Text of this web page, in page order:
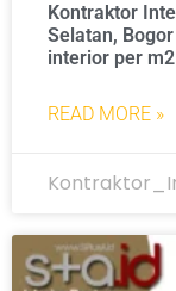
Kontraktor
Selatan,
interior per
READ MORE »